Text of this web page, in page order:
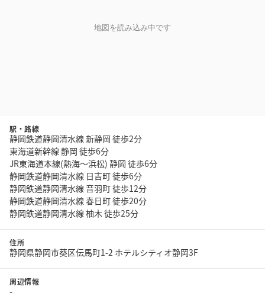
地図を読み込み中です
駅・路線
静岡鉄道静岡清水線 新静岡 徒歩2分
東海道新幹線 静岡 徒歩6分
JR東海道本線(熱海～浜松) 静岡 徒歩6分
静岡鉄道静岡清水線 日吉町 徒歩6分
静岡鉄道静岡清水線 音羽町 徒歩12分
静岡鉄道静岡清水線 春日町 徒歩20分
静岡鉄道静岡清水線 柚木 徒歩25分
住所
静岡県静岡市葵区伝馬町1-2 ホテルシティオ静岡3F
周辺情報
-